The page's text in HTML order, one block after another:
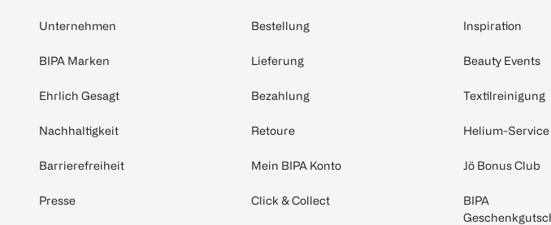
Unternehmen
BIPA Marken
Ehrlich Gesagt
Nachhaltigkeit
Barrierefreiheit
Presse
Bestellung
Lieferung
Bezahlung
Retoure
Mein BIPA Konto
Click & Collect
Inspiration
Beauty Events
Textilreinigung
Helium-Service
Jö Bonus Club
BIPA